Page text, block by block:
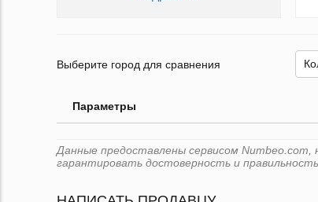
Выберите город для сравнения
Параметры
Данные предоставлены сервисом Numbeo.com,
гарантировать достоверность и